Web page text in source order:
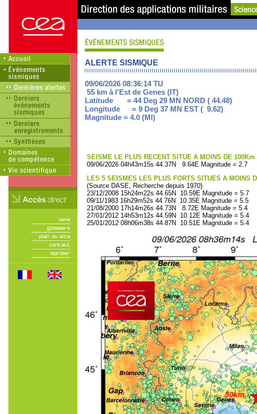
ALERTE SISMIQUE
09/06/2026 08:36:14 TU
55 km à l’Est de Genes (IT)
Latitude = 44 Deg 29 MN NORD ( 44.48)
Longitude = 9 Deg 37 MN EST ( 9.62)
Magnitude = 4.0 (Ml)
SEISME LE PLUS RECENT SITUE A MOINS DE
09/06/2026 04h43m15s 44.37N 9.64E Magnitude = 2.7
LES 5 SEISMES LES PLUS FORTS SITUES A MOINS
(Source DASE, Recherche depuis 1970)
23/12/2008 15h24m22s 44.65N 10.59E Magnitude = 5.7
09/11/1983 16h29m52s 44.76N 10.35E Magnitude = 5.5
21/08/2000 17h14m26s 44.73N 8.72E Magnitude = 5.4
27/01/2012 14h53m12s 44.59N 10.12E Magnitude = 5.4
25/01/2012 08h06m38s 44.87N 10.51E Magnitude = 5.4